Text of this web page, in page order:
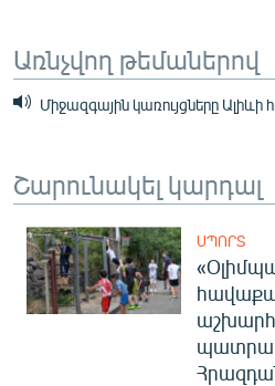
Առնչվող թեմաներով
Միջազգային կառույցները Ալիևի
Շարունակել կարդալ
ՍՊՈՐՏ